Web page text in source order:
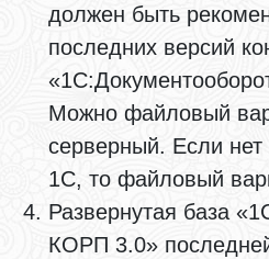
должен быть
последних версий
Можно файловый
серверный. Если
1С, то файловый
Развернутая база
КОРП 3.0»